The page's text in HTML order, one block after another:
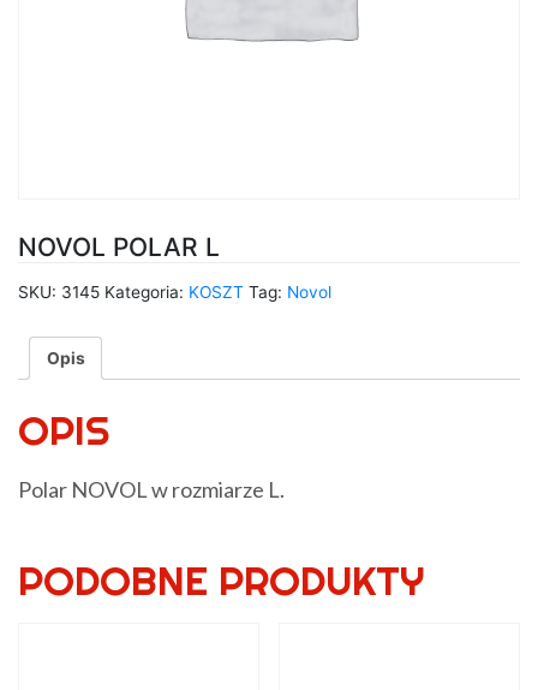
NOVOL POLAR L
SKU: 3145 Kategoria: KOSZT Tag: Novol
Opis
OPIS
Polar NOVOL w rozmiarze L.
PODOBNE PRODUKTY